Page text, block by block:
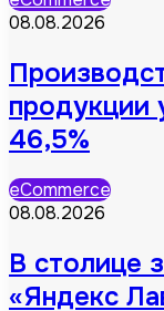
08.08.2026
продукции
46,5%
eCommerce
08.08.2026
В столице
«Яндекс